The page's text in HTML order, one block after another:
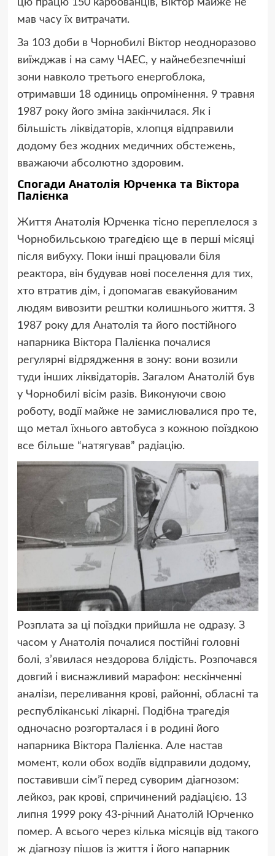
цю працю 150 карбованців, Віктор майже не
мав часу їх витрачати.
За 103 доби в Чорнобилі Віктор неодноразово
виїжджав і на саму ЧАЕС, у найнебезпечніші
зони навколо третього енергоблока,
отримавши 18 одиниць опромінення. 9 травня
1987 року його зміна закінчилася. Як і
більшість ліквідаторів, хлопця відправили
додому без жодних медичних обстежень,
вважаючи абсолютно здоровим.
Спогади Анатолія Юрченка та Віктора
Палієнка
Життя Анатолія Юрченка тісно переплелося з
Чорнобильською трагедією ще в перші місяці
після вибуху. Поки інші працювали біля
реактора, він будував нові поселення для тих,
хто втратив дім, і допомагав евакуйованим
людям вивозити рештки колишнього життя. З
1987 року для Анатолія та його постійного
напарника Віктора Палієнка почалися
регулярні відрядження в зону: вони возили
туди інших ліквідаторів. Загалом Анатолій був
у Чорнобилі вісім разів. Виконуючи свою
роботу, водії майже не замислювалися про те,
що метал їхнього автобуса з кожною поїздкою
все більше “натягував” радіацію.
Розплата за ці поїздки прийшла не одразу. З
часом у Анатолія почалися постійні головні
болі, з’явилася нездорова блідість. Розпочався
довгий і виснажливий марафон: нескінченні
аналізи, переливання крові, районні, обласні та
республіканські лікарні. Подібна трагедія
одночасно розгорталася і в родині його
напарника Віктора Палієнка. Але настав
момент, коли обох водіїв відправили додому,
поставивши сім’ї перед суворим діагнозом:
лейкоз, рак крові, спричинений радіацією. 13
липня 1999 року 43-річний Анатолій Юрченко
помер. А всього через кілька місяців від такого
ж діагнозу пішов із життя і його напарник